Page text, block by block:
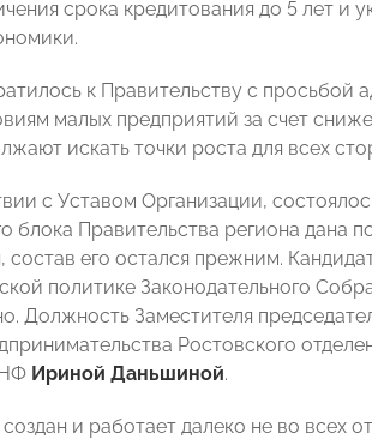
срока кредитования до 5 лет и
к Правительству с
малых предприятий за счет
искать точки роста для всех
с Уставом Организации,
блока Правительства региона дана
состав его остался прежним.
политике Законодательного
Должность Заместителя
Ростовского
Ириной Даньшиной.
и работает далеко не во всех